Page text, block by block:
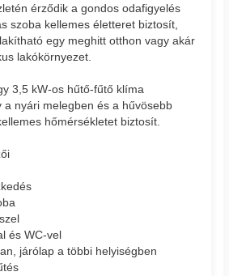
érződik a gondos odafigyelés
szoba kellemes életteret biztosít,
egy meghitt otthon vagy akár
lakókörnyezet.
3,5 kW-os hűtő-fűtő klíma
a nyári melegben és a hűvösebb
hőmérsékletet biztosít.
és WC-vel
járólap a többi helyiségben